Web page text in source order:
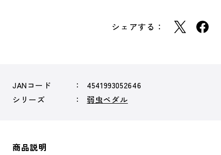
シェアする：
JANコード
4541993052646
シリーズ
弱虫ペダル
商品説明